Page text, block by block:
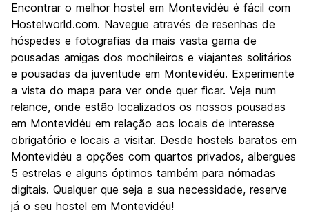
Cultura
8.4
Festas / vida noturna
Custo-beneficio
7.0
Encontrar o melhor hostel em Montevidéu é fácil com
Hostelworld.com. Navegue através de resenhas de
hóspedes e fotografias da mais vasta gama de
pousadas amigas dos mochileiros e viajantes solitários
e pousadas da juventude em Montevidéu. Experimente
a vista do mapa para ver onde quer ficar. Veja num
relance, onde estão localizados os nossos pousadas
em Montevidéu em relação aos locais de interesse
obrigatório e locais a visitar. Desde hostels baratos em
Montevidéu a opções com quartos privados, albergues
5 estrelas e alguns óptimos também para nómadas
digitais. Qualquer que seja a sua necessidade, reserve
já o seu hostel em Montevidéu!